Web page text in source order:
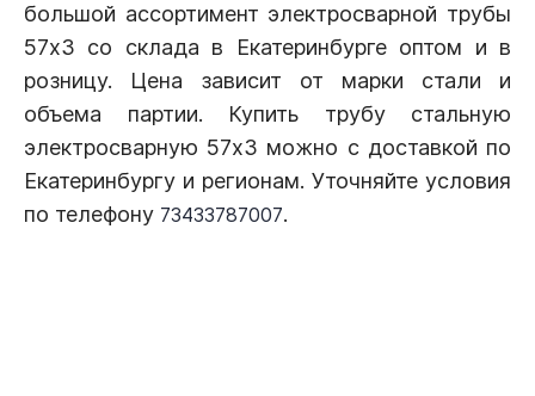
большой ассортимент электросварной трубы
57х3 со склада в Екатеринбурге оптом и в
розницу. Цена зависит от марки стали и
объема партии. Купить трубу стальную
электросварную 57х3 можно с доставкой по
Екатеринбургу и регионам. Уточняйте условия
по телефону 73433787007.